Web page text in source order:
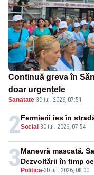
Continuă greva în
doar urgențele
Sanatate·30 iul. 2026, 07:51
2Social -30 iul. 2026, 07:54
Fermierii ies în
3 Politica-30 iul. 2026, 08:00
Manevră mascată.
Dezvoltării în timp